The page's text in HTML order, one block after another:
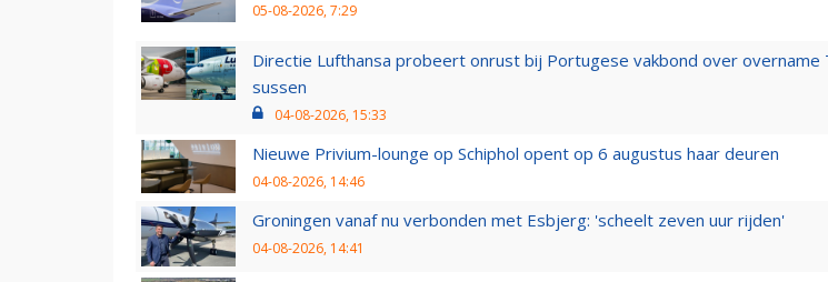
05-08-2026, 7:29
Directie Lufthansa probeert onrust bij Portugese vakbond over overname
sussen
04-08-2026, 15:33
Nieuwe Privium-lounge op Schiphol opent op 6 augustus haar deuren
04-08-2026, 14:46
Groningen vanaf nu verbonden met Esbjerg: 'scheelt zeven uur rijden'
04-08-2026, 14:41